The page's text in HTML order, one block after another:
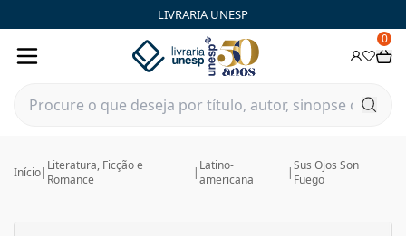
LIVRARIA UNESP
0
Início| Literatura, Ficção e
Romance
| Latino-
americana
|Sus Ojos Son
Fuego